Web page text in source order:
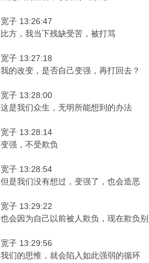
宽子 13:26:47
比方，我当下残缺受苦，被打骂
宽子 13:27:18
我的改变，是否自己变强，再打回去？
宽子 13:28:00
这是我们众生，无明所能想到的办法
宽子 13:28:14
变强，不受欺负
宽子 13:28:54
但是我们没有想过，变强了，也会造恶
宽子 13:29:22
也会因为自己以前被人欺负，现在欺负
宽子 13:29:56
我们的思惟，就会陷入如此强弱的循环